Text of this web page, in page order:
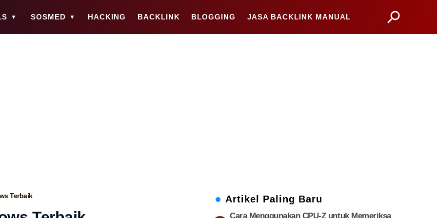
SOSMED HACKING BACKLINK BLOGGING JASA BACKLINK MANUAL
Terbaik Artikel Paling Baru
Cara Menggunakan CPU-Z untuk Memeriksa